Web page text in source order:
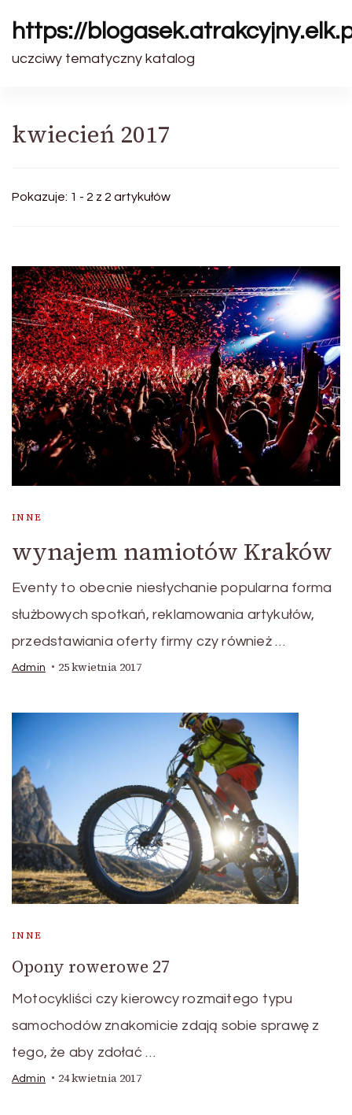
https://
uczciwy tematyczny katalog
kwiecień 2017
Pokazuje: 1 - 2 z 2 artykułów
INNE
wynajem namiotów Kraków
Eventy to obecnie niesłychanie popularna forma
służbowych spotkań, reklamowania artykułów,
przedstawiania oferty firmy czy również …
Admin 25 kwietnia 2017
INNE
Opony rowerowe 27
Motocykliści czy kierowcy rozmaitego typu
samochodów znakomicie zdają sobie sprawę z
tego, że aby zdołać …
Admin 24 kwietnia 2017